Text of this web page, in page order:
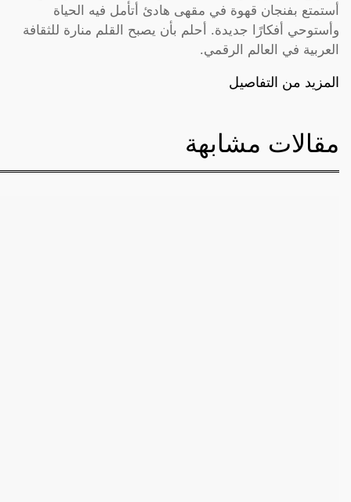
أستمتع بفنجان قهوة في مقهى هادئ أتأمل فيه الحياة
وأستوحي أفكارًا جديدة. أحلم بأن يصبح القلم منارة للثقافة
العربية في العالم الرقمي.
المزيد من التفاصيل
مقالات مشابهة